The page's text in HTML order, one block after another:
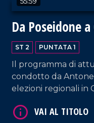
Da Poseidone
De Magistris
ST 2 PUNTATA 1
Il programma di
condotto da
elezioni regionali in
Calabria per il Polo